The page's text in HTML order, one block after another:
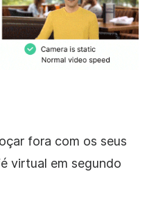
fora com os seus
virtual em segundo